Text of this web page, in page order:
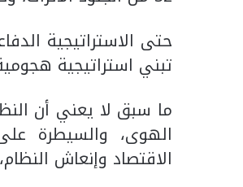
حتى الاستراتيجية
تبني استراتيجية
ما سبق لا يعني أن
الهوى، والسيطرة
الاقتصاد وإنعاش